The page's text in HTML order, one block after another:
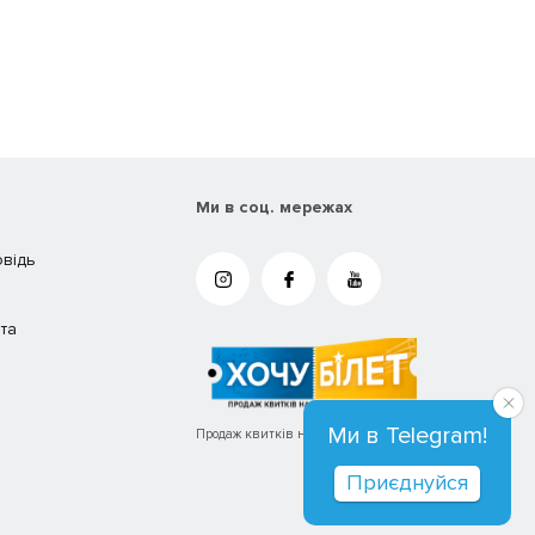
Ми в соц. мережах
Продаж квитків на концерти та вистави
Ми в Telegram!
Приєднуйся